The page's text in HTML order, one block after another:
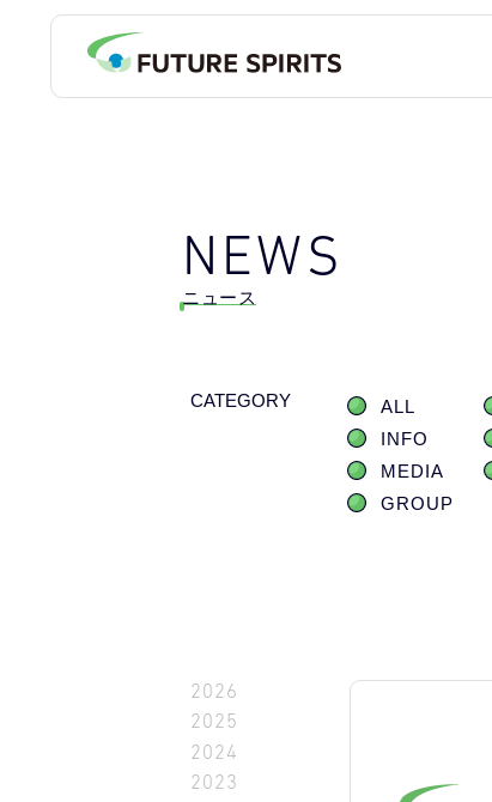
NEWS
ニュース
CATEGORY ALL
INFO
MEDIA
GROUP
2026
2025
2024
2023